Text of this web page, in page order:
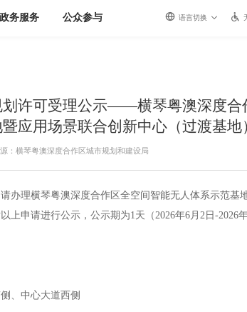
语言切换
政务服务 公众参与
划许可受理公示——横琴粤澳深度合
应用场景联合创新中心（过渡基地
：横琴粤澳深度合作区城市规划和建设局
理横琴粤澳深度合作区全空间智能无人体系示范基
上申请进行公示，公示期为1天（2026年6月2日-2026
、中心大道西侧